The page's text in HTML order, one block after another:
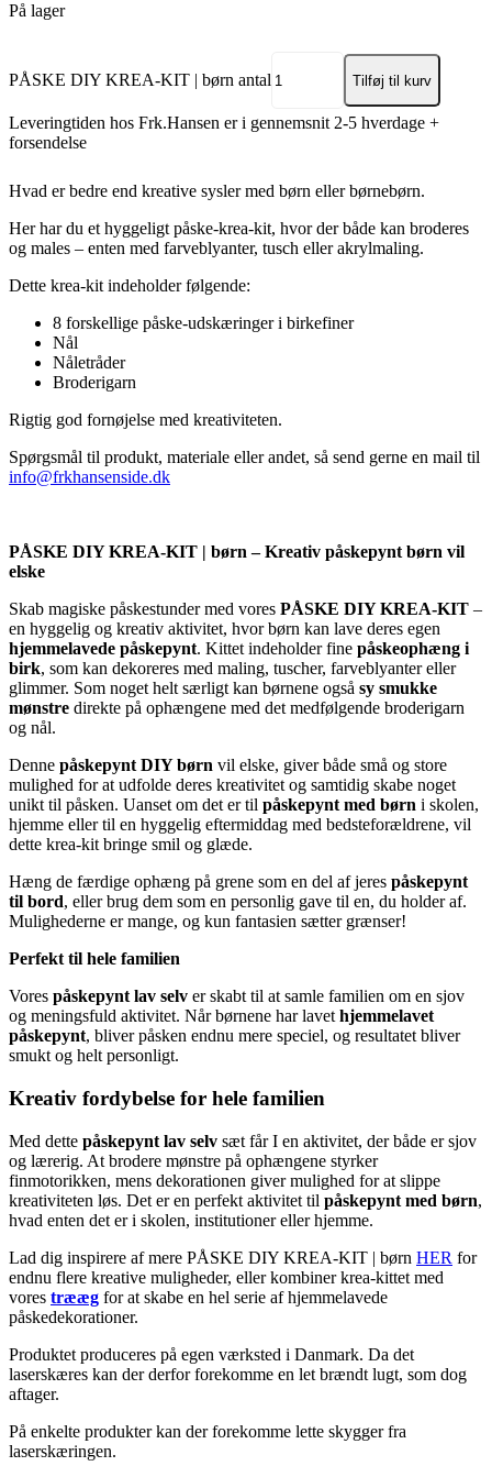
På lager
PÅSKE DIY KREA-KIT | børn antal Tilføj til kurv
Leveringtiden hos Frk.Hansen er i gennemsnit 2-5 hverdage +
forsendelse
Hvad er bedre end kreative sysler med børn eller børnebørn.
Her har du et hyggeligt påske-krea-kit, hvor der både kan broderes
og males – enten med farveblyanter, tusch eller akrylmaling.
Dette krea-kit indeholder følgende:
8 forskellige påske-udskæringer i birkefiner
Nål
Nåletråder
Broderigarn
Rigtig god fornøjelse med kreativiteten.
Spørgsmål til produkt, materiale eller andet, så send gerne en mail til
info@frkhansenside.dk
PÅSKE DIY KREA-KIT | børn – Kreativ påskepynt børn vil
elske
Skab magiske påskestunder med vores PÅSKE DIY KREA-KIT –
en hyggelig og kreativ aktivitet, hvor børn kan lave deres egen
hjemmelavede påskepynt. Kittet indeholder fine påskeophæng i
birk, som kan dekoreres med maling, tuscher, farveblyanter eller
glimmer. Som noget helt særligt kan børnene også sy smukke
mønstre direkte på ophængene med det medfølgende broderigarn
og nål.
Denne påskepynt DIY børn vil elske, giver både små og store
mulighed for at udfolde deres kreativitet og samtidig skabe noget
unikt til påsken. Uanset om det er til påskepynt med børn i skolen,
hjemme eller til en hyggelig eftermiddag med bedsteforældrene, vil
dette krea-kit bringe smil og glæde.
Hæng de færdige ophæng på grene som en del af jeres påskepynt
til bord, eller brug dem som en personlig gave til en, du holder af.
Mulighederne er mange, og kun fantasien sætter grænser!
Perfekt til hele familien
Vores påskepynt lav selv er skabt til at samle familien om en sjov
og meningsfuld aktivitet. Når børnene har lavet hjemmelavet
påskepynt, bliver påsken endnu mere speciel, og resultatet bliver
smukt og helt personligt.
Kreativ fordybelse for hele familien
Med dette påskepynt lav selv sæt får I en aktivitet, der både er sjov
og lærerig. At brodere mønstre på ophængene styrker
finmotorikken, mens dekorationen giver mulighed for at slippe
kreativiteten løs. Det er en perfekt aktivitet til påskepynt med børn,
hvad enten det er i skolen, institutioner eller hjemme.
Lad dig inspirere af mere PÅSKE DIY KREA-KIT | børn HER for
endnu flere kreative muligheder, eller kombiner krea-kittet med
vores trææg for at skabe en hel serie af hjemmelavede
påskedekorationer.
Produktet produceres på egen værksted i Danmark. Da det
laserskæres kan der derfor forekomme en let brændt lugt, som dog
aftager.
På enkelte produkter kan der forekomme lette skygger fra
laserskæringen.